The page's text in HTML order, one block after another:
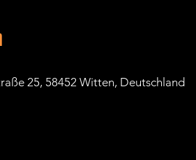
25, 58452 Witten, Deutschland